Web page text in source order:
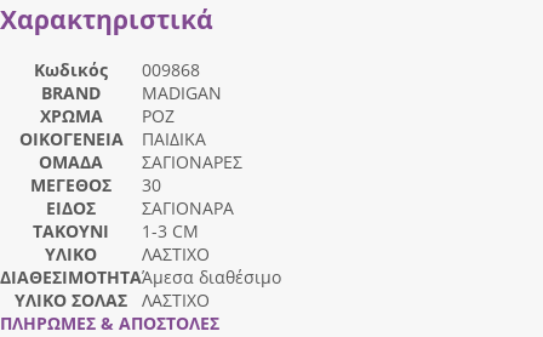
Χαρακτηριστικά
Κωδικός
009868
BRAND
MADIGAN
ΧΡΩΜΑ
ΡΟΖ
ΟΙΚΟΓΕΝΕΙΑ
ΠΑΙΔΙΚΑ
ΟΜΑΔΑ
ΣΑΓΙΟΝΑΡΕΣ
ΜΕΓΕΘΟΣ
30
ΕΙΔΟΣ
ΣΑΓΙΟΝΑΡΑ
ΤΑΚΟΥΝΙ
1-3 CM
ΥΛΙΚΟ
ΛΑΣΤΙΧΟ
ΔΙΑΘΕΣΙΜΟΤΗΤΑΆμεσα διαθέσιμο
ΥΛΙΚΟ ΣΟΛΑΣ
ΛΑΣΤΙΧΟ
ΠΛΗΡΩΜΕΣ & ΑΠΟΣΤΟΛΕΣ